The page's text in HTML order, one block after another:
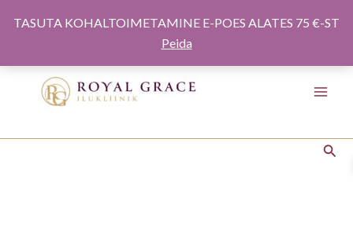
TASUTA KOHALTOIMETAMINE E-POES ALATES 75 €-ST
Peida
sisule